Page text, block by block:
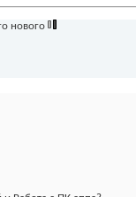
нового